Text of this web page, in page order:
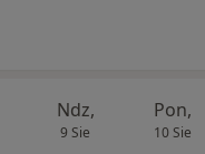
Ndz,
9 Sie
Pon,
10 Sie